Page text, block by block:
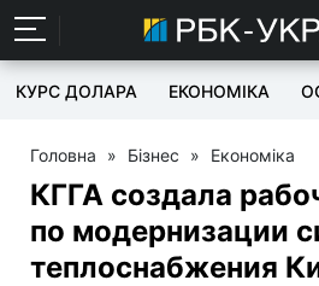
КУРС ДОЛАРА ЕКОНОМІКА
Головна » Бізнес » Економіка
КГГА создала
по модернизации
теплоснабжения